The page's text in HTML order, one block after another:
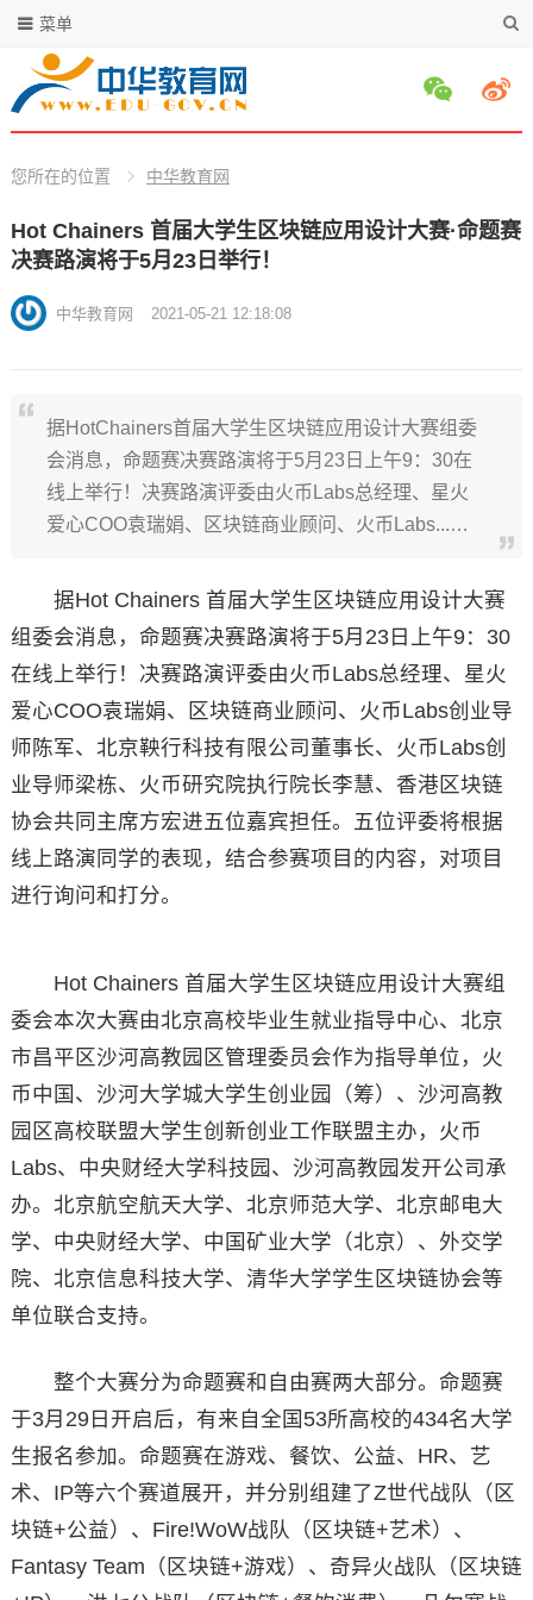
菜单
您所在的位置 中华教育网
Hot Chainers 首届大学生区块链应用设计大赛·命题赛
决赛路演将于5月23日举行！
中华教育网 2021-05-21 12:18:08
据HotChainers首届大学生区块链应用设计大赛组委
会消息，命题赛决赛路演将于5月23日上午9：30在
线上举行！决赛路演评委由火币Labs总经理、星火
爱心COO袁瑞娟、区块链商业顾问、火币Labs...…
据Hot Chainers 首届大学生区块链应用设计大赛
组委会消息，命题赛决赛路演将于5月23日上午9：30
在线上举行！决赛路演评委由火币Labs总经理、星火
爱心COO袁瑞娟、区块链商业顾问、火币Labs创业导
师陈军、北京鞅行科技有限公司董事长、火币Labs创
业导师梁栋、火币研究院执行院长李慧、香港区块链
协会共同主席方宏进五位嘉宾担任。五位评委将根据
线上路演同学的表现，结合参赛项目的内容，对项目
进行询问和打分。
Hot Chainers 首届大学生区块链应用设计大赛组
委会本次大赛由北京高校毕业生就业指导中心、北京
市昌平区沙河高教园区管理委员会作为指导单位，火
币中国、沙河大学城大学生创业园（筹）、沙河高教
园区高校联盟大学生创新创业工作联盟主办，火币
Labs、中央财经大学科技园、沙河高教园发开公司承
办。北京航空航天大学、北京师范大学、北京邮电大
学、中央财经大学、中国矿业大学（北京）、外交学
院、北京信息科技大学、清华大学学生区块链协会等
单位联合支持。
整个大赛分为命题赛和自由赛两大部分。命题赛
于3月29日开启后，有来自全国53所高校的434名大学
生报名参加。命题赛在游戏、餐饮、公益、HR、艺
术、IP等六个赛道展开，并分别组建了Z世代战队（区
块链+公益）、Fire!WoW战队（区块链+艺术）、
Fantasy Team（区块链+游戏）、奇异火战队（区块链